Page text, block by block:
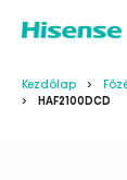
Kezdőlap
HAF2100DCD